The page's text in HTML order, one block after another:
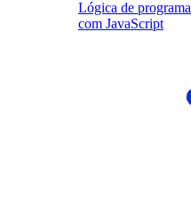
Lógica de
com JavaScript